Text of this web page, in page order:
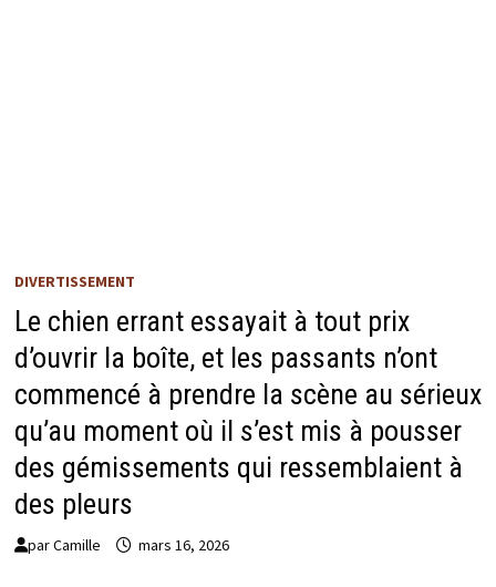
DIVERTISSEMENT
Le chien errant essayait à tout prix
d’ouvrir la boîte, et les passants n’ont
commencé à prendre la scène au sérieux
qu’au moment où il s’est mis à pousser
des gémissements qui ressemblaient à
des pleurs
parCamille mars 16, 2026